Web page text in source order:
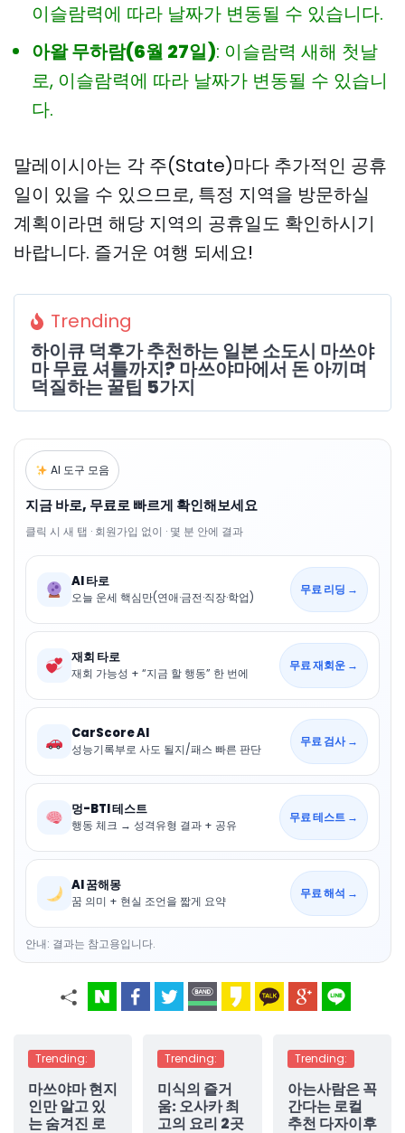
이슬람력에 따라 날짜가 변동될 수 있습니다.
아왈 무하람(6월 27일): 이슬람력 새해 첫날
로, 이슬람력에 따라 날짜가 변동될 수 있습니
다.
말레이시아는 각 주(State)마다 추가적인 공휴
일이 있을 수 있으므로, 특정 지역을 방문하실
계획이라면 해당 지역의 공휴일도 확인하시기
바랍니다. 즐거운 여행 되세요!
Trending
하이큐 덕후가 추천하는 일본 소도시 마쓰야
마 무료 셔틀까지? 마쓰야마에서 돈 아끼며
덕질하는 꿀팁 5가지
AI 도구 모음
지금 바로, 무료로 빠르게 확인해보세요
클릭 시 새 탭 · 회원가입 없이 · 몇 분 안에 결과
AI 타로
오늘 운세 핵심만(연애·금전·직장·학업)
무료 리딩 →
재회 타로
재회 가능성 + “지금 할 행동” 한 번에
무료 재회운 →
CarScore AI
성능기록부로 사도 될지/패스 빠른 판단
무료 검사 →
멍-BTI 테스트
행동 체크 → 성격유형 결과 + 공유
무료 테스트 →
AI 꿈해몽
꿈 의미 + 현실 조언을 짧게 요약
무료 해석 →
안내: 결과는 참고용입니다.
Trending:
마쓰야마 현지
인만 알고 있
는 숨겨진 로
Trending:
미식의 즐거
움: 오사카 최
고의 요리 2곳
Trending:
아는사람은 꼭
간다는 로컬
추천 다자이후